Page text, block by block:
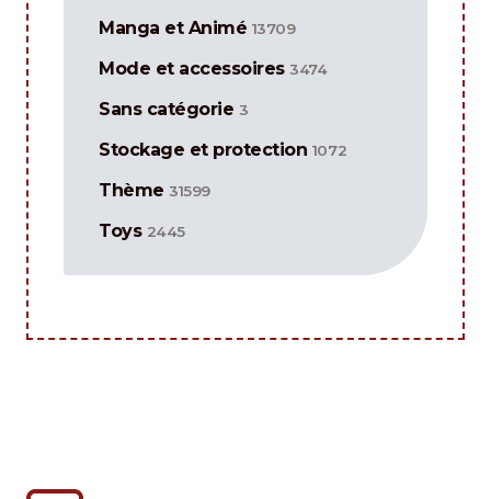
Manga et Animé 13709
Mode et accessoires 3474
Sans catégorie 3
Stockage et protection 1072
Thème 31599
Toys 2445